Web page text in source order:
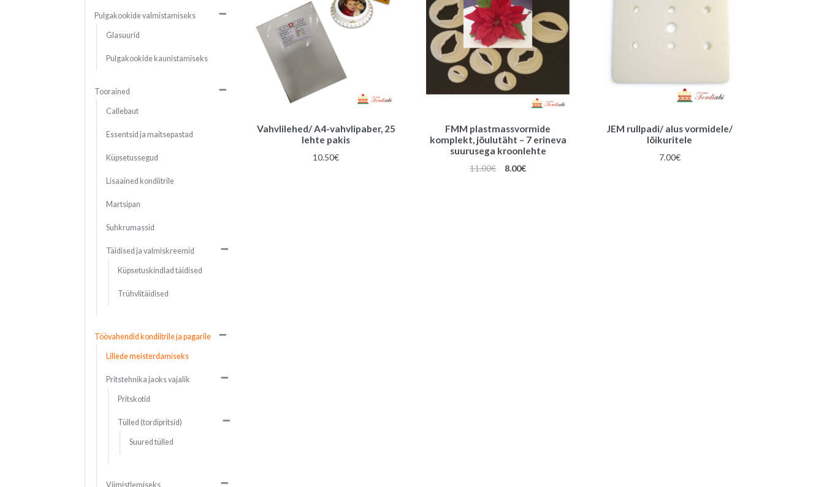
Vahvlilehed/ A4-vahvlipaber, 25
lehte pakis
10.50€
FMM plastmassvormide
komplekt, jõulutäht – 7 erineva
suurusega kroonlehte
11.00€
Algne
8.00€Praegune
JEM rullpadi/ alus vormidele/
lõikuritele
7.00€
Pulgakookide valmistamiseks
Glasuurid
Pulgakookide kaunistamiseks
Toorained
Callebaut
Essentsid ja maitsepastad
Küpsetussegud
Lisaained kondiitrile
Martsipan
Suhkrumassid
Täidised ja valmiskreemid
Küpsetuskindlad täidised
Trühvlitäidised
Töövahendid kondiitrile ja pagarile
Lillede meisterdamiseks
Pritstehnika jaoks vajalik
Pritskotid
Tülled (tordipritsid)
Suured tülled
Viimistlemiseks